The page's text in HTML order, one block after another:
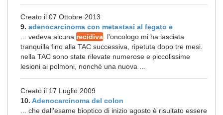
Creato il 07 Ottobre 2013
9. adenocarcinoma con metastasi al fegato e
... vedeva alcuna recidiva . l'oncologo mi ha lasciata
tranquilla fino alla TAC successiva, ripetuta dopo tre mesi.
nella TAC sono state rilevate numerose e piccolissime
lesioni ai polmoni, nonchè una nuova ...
Creato il 17 Luglio 2009
10. Adenocarcinoma del colon
... che dall'esame bioptico di inizio agosto è risultato essere